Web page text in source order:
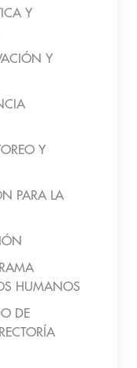
Y
Y
Y
PARA LA
HUMANOS
DE